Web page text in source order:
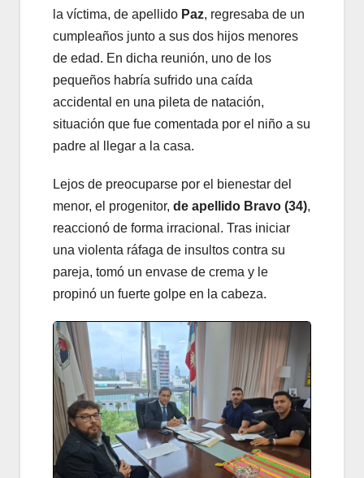
la víctima, de apellido Paz, regresaba de un
cumpleaños junto a sus dos hijos menores
de edad. En dicha reunión, uno de los
pequeños habría sufrido una caída
accidental en una pileta de natación,
situación que fue comentada por el niño a su
padre al llegar a la casa.
Lejos de preocuparse por el bienestar del
menor, el progenitor, de apellido Bravo (34),
reaccionó de forma irracional. Tras iniciar
una violenta ráfaga de insultos contra su
pareja, tomó un envase de crema y le
propinó un fuerte golpe en la cabeza.